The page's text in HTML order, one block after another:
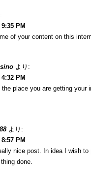
PM
of your content on this
より:
PM
the place you are getting
より:
PM
nice post. In idea I wish
done.